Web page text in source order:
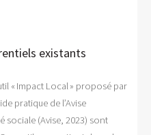
existants
« Impact Local » proposé par
pratique de l’Avise
sociale (Avise, 2023) sont